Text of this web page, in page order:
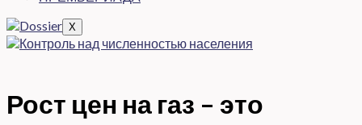
X
Рост цен на газ – это